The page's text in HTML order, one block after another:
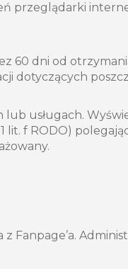
przeglądarki
60 dni od
dotyczących
usługach.
lit. f RODO)